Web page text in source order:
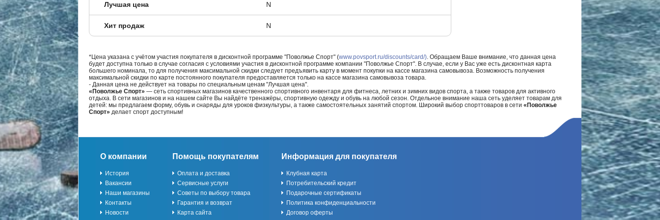
Лучшая цена N
Хит продаж N
*Цена указана с учётом участия покупателя в дисконтной программе "Поволжье Спорт" (www.povsport.ru/discounts/card/). Обращаем Ваше внимание, что данная цена
будет доступна только в случае согласия с условиями участия в дисконтной программе компании "Поволжье Спорт". В случае, если у Вас уже есть дисконтная карта
большего номинала, то для получения максимальной скидки следует предъявить карту в момент покупки на кассе магазина самовывоза. Возможность получения
максимальной скидки по карте постоянного покупателя предоставляется только на кассе магазина самовывоза товара.
- Данная цена не действует на товары по специальным ценам "Лучшая цена".
«Поволжье Спорт» — сеть спортивных магазинов качественного спортивного инвентаря для фитнеса, летних и зимних видов спорта, а также товаров для активного
отдыха. В сети магазинов и на нашем сайте Вы найдёте тренажёры, спортивную одежду и обувь на любой сезон. Отдельное внимание наша сеть уделяет товарам для
детей: мы предлагаем форму, обувь и снаряды для уроков физкультуры, а также самостоятельных занятий спортом. Широкий выбор спорттоваров в сети «Поволжье
Спорт» делает спорт доступным!
О компании
История
Вакансии
Наши магазины
Контакты
Новости
Помощь покупателям
Оплата и доставка
Сервисные услуги
Советы по выбору товара
Гарантия и возврат
Карта сайта
Информация для покупателя
Клубная карта
Потребительский кредит
Подарочные сертификаты
Политика конфиденциальности
Договор оферты